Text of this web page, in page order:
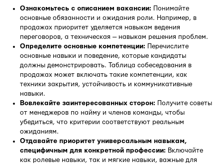
Ознакомьтесь с описанием вакансии: Понимайте
основные обязанности и ожидания роли. Например, в
продажах приоритет уделяется навыкам ведения
переговоров, а техническая — навыкам решения проблем.
Определите основные компетенции: Перечислите
основные навыки и поведение, которые кандидаты
должны демонстрировать. Таблица собеседования в
продажах может включать такие компетенции, как
техники закрытия, устойчивость и коммуникативные
навыки.
Вовлекайте заинтересованных сторон: Получите советы
от менеджеров по найму и членов команды, чтобы
убедиться, что критерии соответствуют реальным
ожиданиям.
Отдавайте приоритет универсальным навыкам,
специфичным для конкретной профессии: Включайте
как ролевые навыки, так и мягкие навыки, важные для